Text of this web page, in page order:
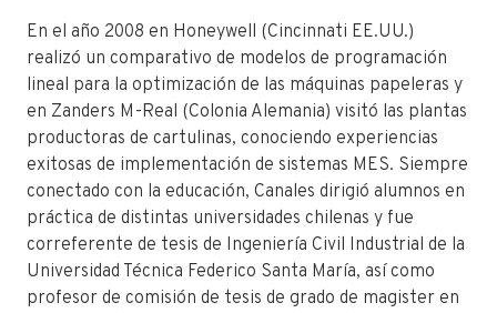
En el año 2008 en Honeywell (Cincinnati EE.UU.)
realizó un comparativo de modelos de programación
lineal para la optimización de las máquinas papeleras y
en Zanders M-Real (Colonia Alemania) visitó las plantas
productoras de cartulinas, conociendo experiencias
exitosas de implementación de sistemas MES. Siempre
conectado con la educación, Canales dirigió alumnos en
práctica de distintas universidades chilenas y fue
correferente de tesis de Ingeniería Civil Industrial de la
Universidad Técnica Federico Santa María, así como
profesor de comisión de tesis de grado de magister en